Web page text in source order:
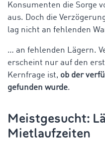
Konsumenten die Sorge
aus. Doch die
lag nicht an fehlenden
… an fehlenden Lägern.
erscheint nur auf den
Kernfrage ist, ob der
gefunden wurde.
Meistgesucht:
Mietlaufzeiten